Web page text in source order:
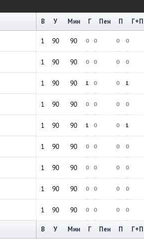
В У Мин Г Пен П Г+П
1 90 90 0 0 0 0
1 90 90 0 0 0 0
1 90 90 1 0 0 1
1 90 90 0 0 0 0
1 90 90 1 0 0 1
1 90 90 0 0 0 0
1 90 90 0 0 0 0
1 90 90 0 0 0 0
1 90 90 0 0 0 0
В У Мин Г Пен П Г+П